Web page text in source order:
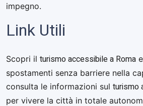
impegno.
Link Utili
Scopri il turismo accessibile a Roma
spostamenti senza barriere nella
consulta le informazioni sul turismo
per vivere la città in totale